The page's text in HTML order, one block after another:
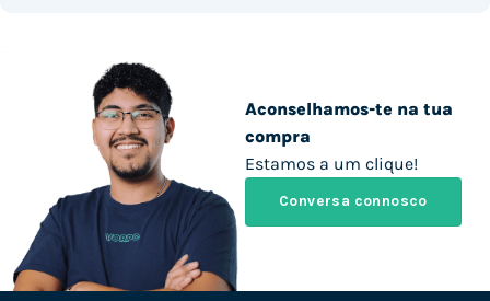
Aconselhamos-te na tua
compra
Estamos a um clique!
Conversa connosco